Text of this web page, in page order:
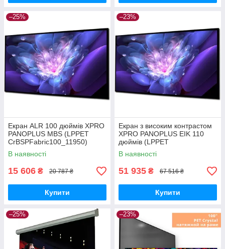
–25%
Екран ALR 100 дюймів XPRO
PANOPLUS MBS (LPPET
CrBSPFabric100_11950)
В наявності
15 606 ₴ 20 787 ₴
Купити
–23%
Екран з високим контрастом
XPRO PANOPLUS EIK 110
дюймів (LPPET
CrBSPFFB110_35650)
В наявності
51 935 ₴ 67 516 ₴
Купити
–25% –23%